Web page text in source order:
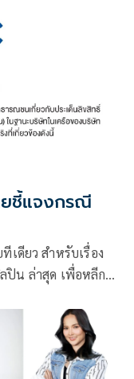
2025”
ยชี้แจงกรณี
เดียว สำหรับเรื่อง
ปิน ล่าสุด เพื่อหลีก
า